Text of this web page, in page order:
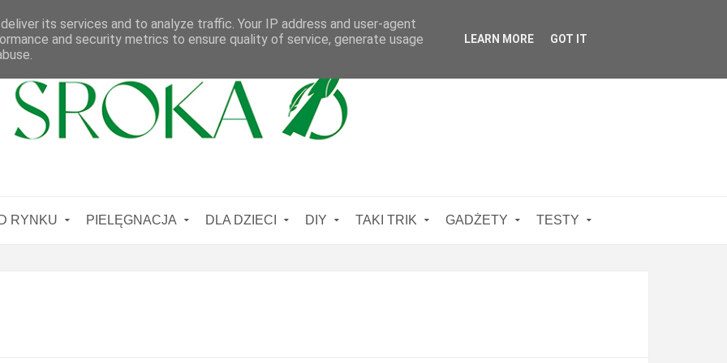
RYNKU PIELĘGNACJA DLA DZIECI DIY TAKI TRIK GADŻETY TESTY
its services and to analyze traffic. Your IP address and user-agent
and security metrics to ensure quality of service, generate usage
LEARN MORE GOT IT